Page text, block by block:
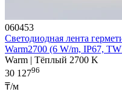
060453
Светодиодная лента
Warm2700 (6 W/m, IP67,
Warm | Тёплый 2700 K
30 12796
₸/м